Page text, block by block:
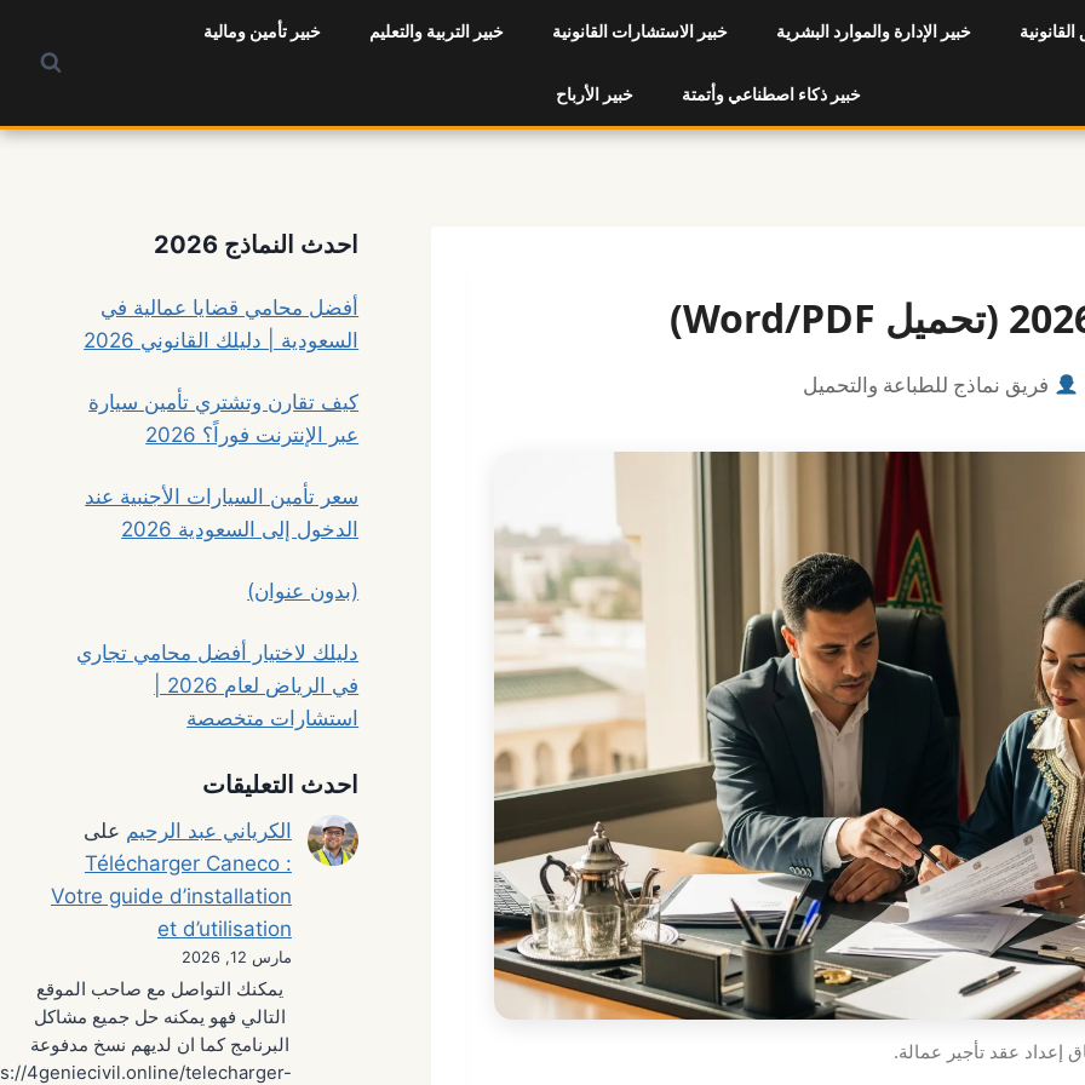
خبير الإدارة والموارد البشرية خبير الاستشارات القانونية خبير التربية والتعليم خبير تأمين ومالية
خبير ذكاء اصطناعي وأتمتة خبير الأرباح
فريق نماذج للطباعة والتحميل
إعداد عقد تأجير عمالة.
احدث النماذج 2026
أفضل محامي قضايا عمالية في
السعودية | دليلك القانوني 2026
كيف تقارن وتشتري تأمين سيارة
عبر الإنترنت فوراً؟ 2026
سعر تأمين السيارات الأجنبية عند
الدخول إلى السعودية 2026
(بدون عنوان)
دليلك لاختيار أفضل محامي تجاري
استشارات متخصصة
احدث التعليقات
الكرياني عبد الرحيم على
Télécharger Caneco :
Votre guide d’installation
et d’utilisation
مارس 12, 2026
يمكنك التواصل مع صاحب الموقع
التالي فهو يمكنه حل جميع مشاكل
البرنامج كما ان لديهم نسخ مدفوعة
4geniecivil.online/telecharger-